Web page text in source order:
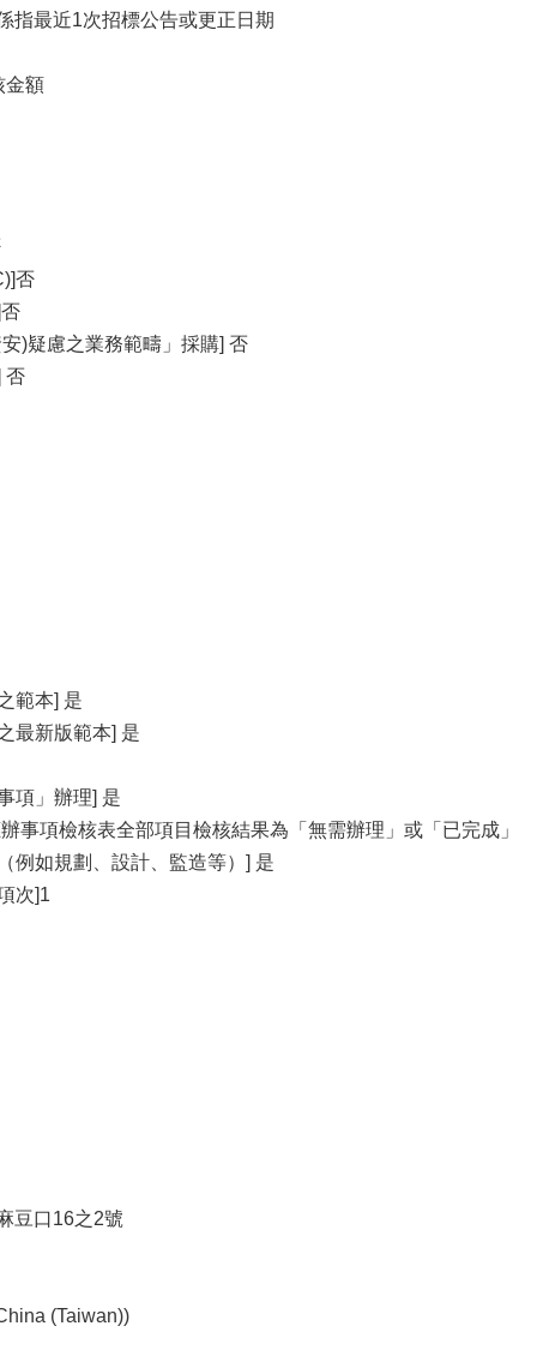
最近1次招標公告或更正日期
金額
否
)疑慮之業務範疇」採購] 否
否
範本] 是
最新版範本] 是
項」辦理] 是
事項檢核表全部項目檢核結果為「無需辦理」或「已完成」
例如規劃、設計、監造等）] 是
次]1
豆口16之2號
(Taiwan))